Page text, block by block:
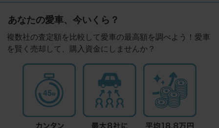
あなたの愛車、今いくら？
複数社の査定額を比較して愛車の最高額を調べよう！愛車
を賢く売却して、購入資金にしませんか？